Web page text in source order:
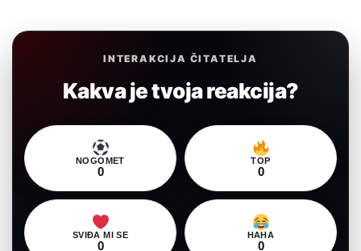
INTERAKCIJA ČITATELJA
Kakva je tvoja reakcija?
NOGOMET
0
TOP
0
SVIĐA MI SE
0
HAHA
0